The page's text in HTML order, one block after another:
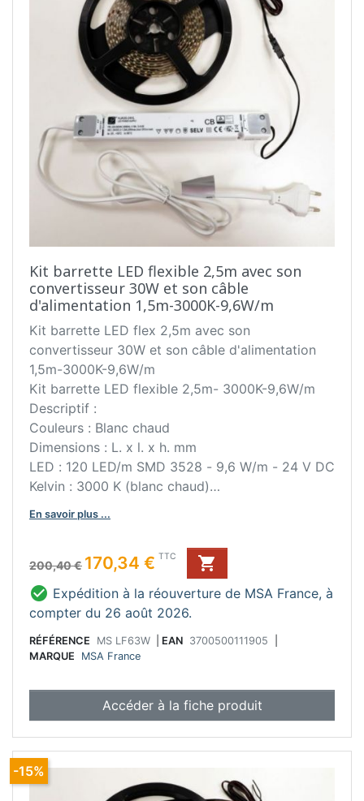
Kit barrette LED flexible 2,5m avec son
convertisseur 30W et son câble
d'alimentation 1,5m-3000K-9,6W/m
Kit barrette LED flex 2,5m avec son
convertisseur 30W et son câble d'alimentation
1,5m-3000K-9,6W/m
Kit barrette LED flexible 2,5m- 3000K-9,6W/m
Descriptif :
Couleurs : Blanc chaud
Dimensions : L. x l. x h. mm
LED : 120 LED/m SMD 3528 - 9,6 W/m - 24 V DC
Kelvin : 3000 K (blanc chaud)
Classe
Fixation par double face en applique, sur le plan
de travail, socle ou crédence.
Câble d'alimentation de la led: 1,5 m (avec 1 fiche
de connexion)
Bon à savoir :
Kit complet : Convertisseur IP44 30 W, câble
d'alimentation de 1 m. partie coupée n'est pas
réutilisable).
La durée de vie est de 50000 h.
Recoupable pour une meilleure adaptabilité à vos
longueurs de meubles, tous les 50mm (la
Conseil d'entretien :
Ne pas utiliser de produit abrasif.
En savoir plus ...
Prix de base
200,40 €
Prix 170,34 € TTC

 Expédition à la réouverture de MSA France, à
compter du 26 août 2026.
RÉFÉRENCE MS LF63W EAN 3700500111905
MARQUE
MSA France
Accéder à la fiche produit
-15%